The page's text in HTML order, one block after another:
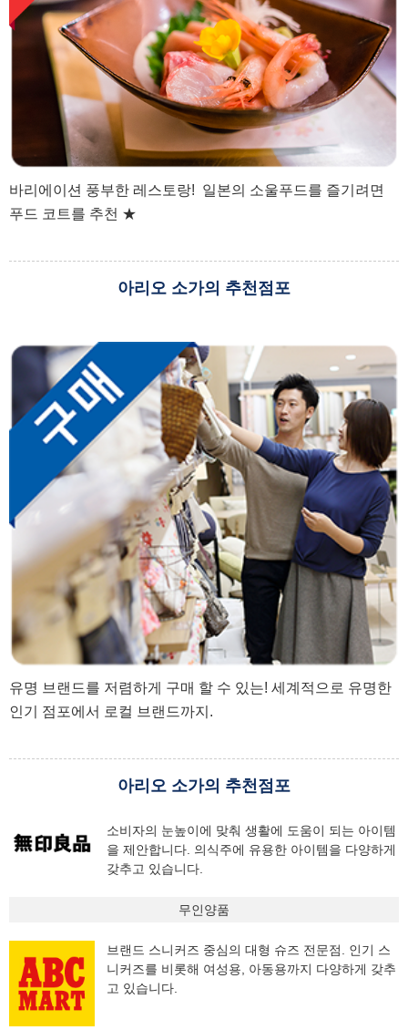
바리에이션 풍부한 레스토랑! 일본의 소울푸드를 즐기려면
푸드 코트를 추천 ★
아리오 소가의 추천점포
유명 브랜드를 저렴하게 구매 할 수 있는! 세계적으로 유명한
인기 점포에서 로컬 브랜드까지.
아리오 소가의 추천점포
소비자의 눈높이에 맞춰 생활에 도움이 되는 아이템
을 제안합니다. 의식주에 유용한 아이템을 다양하게
갖추고 있습니다.
무인양품
브랜드 스니커즈 중심의 대형 슈즈 전문점. 인기 스
니커즈를 비롯해 여성용, 아동용까지 다양하게 갖추
고 있습니다.